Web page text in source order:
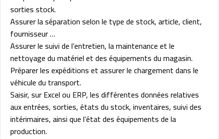
sorties stock.
Assurer la séparation selon le type de stock, article, client,
fournisseur …
Assurer le suivi de l’entretien, la maintenance et le
nettoyage du matériel et des équipements du magasin.
Préparer les expéditions et assurer le chargement dans le
véhicule du transport.
Saisir, sur Excel ou ERP, les différentes données relatives
aux entrées, sorties, états du stock, inventaires, suivi des
intérimaires, ainsi que l’état des équipements de la
production.